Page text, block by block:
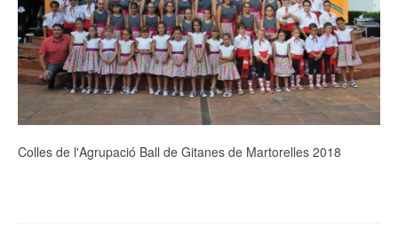
Colles de l'Agrupació Ball de Gitanes de Martorelles 2018